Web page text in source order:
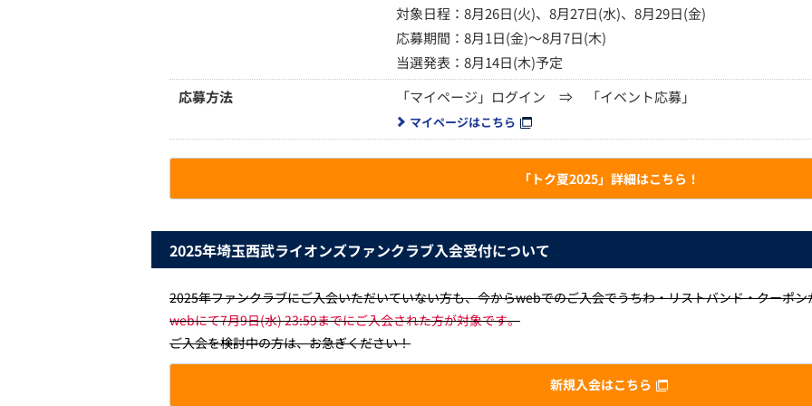
対象日程：8月26日(火)、8月27日(水)、8月29日(金)
応募期間：8月1日(金)～8月7日(木)
当選発表：8月14日(木)予定
応募方法
「マイページ」ログイン ⇒ 「イベント応募」
マイページはこちら
「トク夏2025」詳細はこちら！
2025年埼玉西武ライオンズファンクラブ入会受付について
2025年ファンクラブにご入会いただいていない方も、今からwebでのご入会でうちわ・リストバンド・クーポ
webにて7月9日(水) 23:59までにご入会された方が対象です。
ご入会を検討中の方は、お急ぎください！
新規入会はこちら